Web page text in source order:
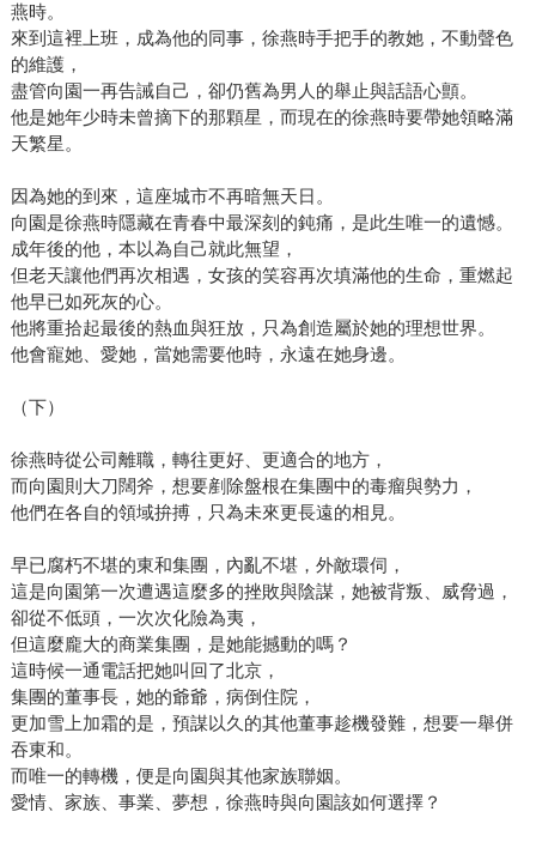
燕時。
來到這裡上班，成為他的同事，徐燕時手把手的教她，不動聲色
的維護，
盡管向園一再告誡自己，卻仍舊為男人的舉止與話語心顫。
他是她年少時未曾摘下的那顆星，而現在的徐燕時要帶她領略滿
天繁星。
因為她的到來，這座城市不再暗無天日。
向園是徐燕時隱藏在青春中最深刻的鈍痛，是此生唯一的遺憾。
成年後的他，本以為自己就此無望，
但老天讓他們再次相遇，女孩的笑容再次填滿他的生命，重燃起
他早已如死灰的心。
他將重拾起最後的熱血與狂放，只為創造屬於她的理想世界。
他會寵她、愛她，當她需要他時，永遠在她身邊。
（下）
徐燕時從公司離職，轉往更好、更適合的地方，
而向園則大刀闊斧，想要剷除盤根在集團中的毒瘤與勢力，
他們在各自的領域拚搏，只為未來更長遠的相見。
早已腐朽不堪的東和集團，內亂不堪，外敵環伺，
這是向園第一次遭遇這麼多的挫敗與陰謀，她被背叛、威脅過，
卻從不低頭，一次次化險為夷，
但這麼龐大的商業集團，是她能撼動的嗎？
這時候一通電話把她叫回了北京，
集團的董事長，她的爺爺，病倒住院，
更加雪上加霜的是，預謀以久的其他董事趁機發難，想要一舉併
吞東和。
而唯一的轉機，便是向園與其他家族聯姻。
愛情、家族、事業、夢想，徐燕時與向園該如何選擇？